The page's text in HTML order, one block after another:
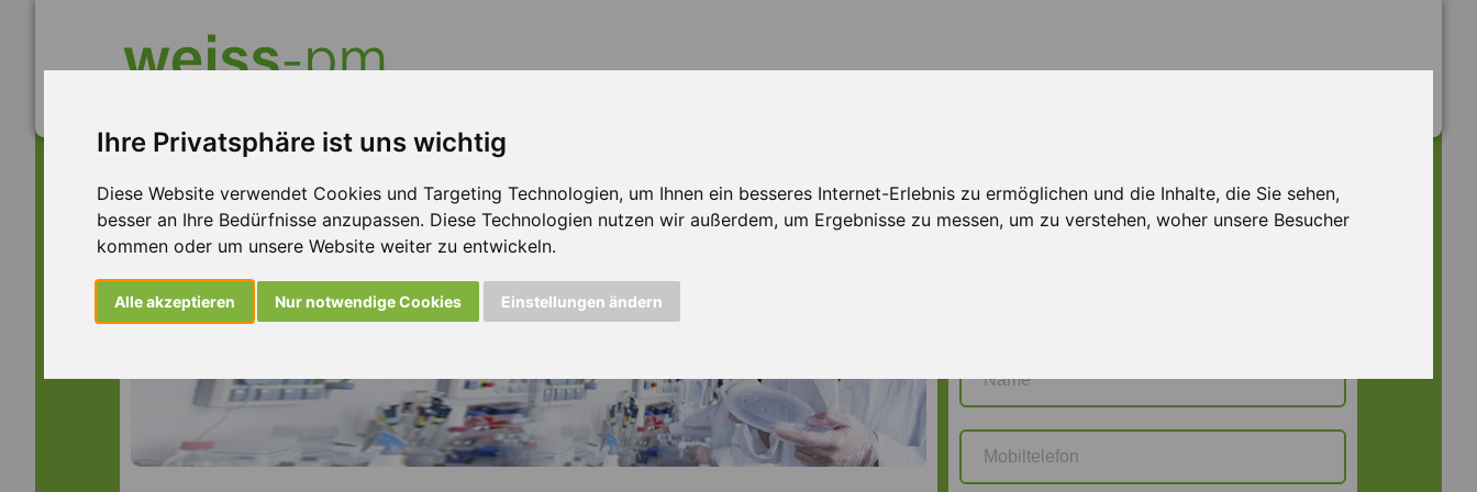
Ihre Privatsphäre ist uns wichtig
Diese Website verwendet Cookies und Targeting Technologien, um Ihnen ein besseres Internet-Erlebnis zu ermöglichen und die Inhalte, die Sie sehen,
besser an Ihre Bedürfnisse anzupassen. Diese Technologien nutzen wir außerdem, um Ergebnisse zu messen, um zu verstehen, woher unsere Besucher
kommen oder um unsere Website weiter zu entwickeln.
Alle akzeptieren Nur notwendige Cookies Einstellungen ändern
Jetzt bewerbenDA M 130098